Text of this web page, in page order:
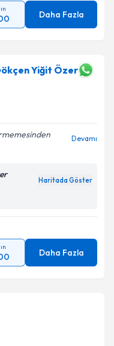
Daha Fazla
Yiğit Özer
Devamı
Haritada Göster
Daha Fazla